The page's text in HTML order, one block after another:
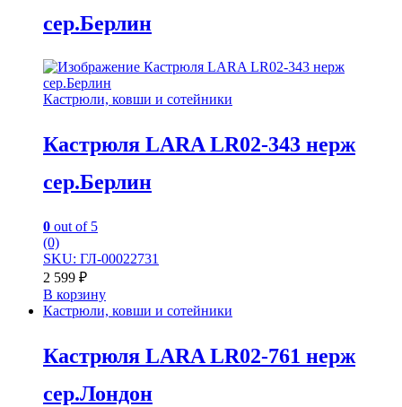
сер.Берлин
Кастрюли, ковши и сотейники
Кастрюля LARA LR02-343 нерж
сер.Берлин
0 out of 5
(0)
SKU: ГЛ-00022731
2 599 ₽
В корзину
Кастрюли, ковши и сотейники
Кастрюля LARA LR02-761 нерж
сер.Лондон